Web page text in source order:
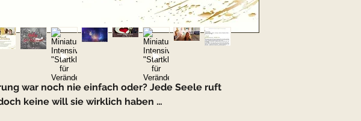
war noch nie einfach oder? Jede Seele ruft
keine will sie wirklich haben …